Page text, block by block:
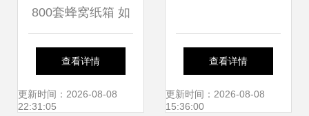
800套蜂窝纸箱 如
何为东莞家具公司
破解包装难题？
查看详情
更新时间：2026-08-08
22:31:05
查看详情
更新时间：2026-08-08
15:36:00